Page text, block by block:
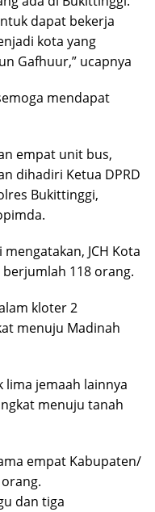
dapat bekerja
kota yang
Gafhuur,” ucapnya
mendapat
empat unit bus,
dihadiri Ketua DPRD
Bukittinggi,
JCH Kota
118 orang.
kloter 2
menuju Madinah
lima jemaah lainnya
menuju tanah
empat Kabupaten/
dan tiga